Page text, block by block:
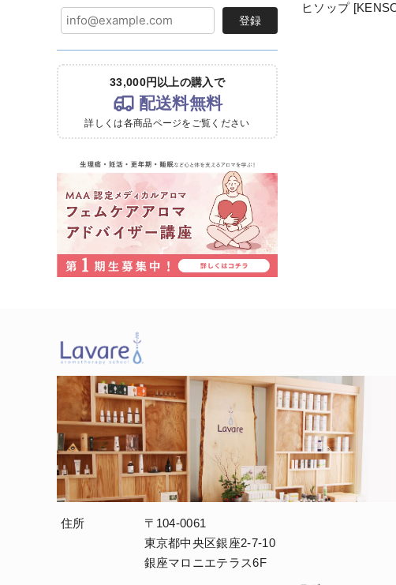
登録
33,000円以上の購入で
配送料無料
詳しくは各商品ページをご覧ください
ヒソップ
住所
〒104-0061
東京都中央区銀座2-7-10
銀座マロニエテラス6F